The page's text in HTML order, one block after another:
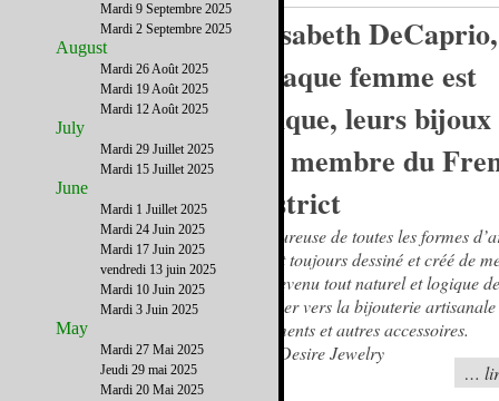
Elisabeth
Chaque femme est
unique, leurs
» – membre du
District
Amoureuse de toutes les formes
ayant toujours dessiné et créé de
est devenu tout naturel et logique
tourner vers la bijouterie
vêtements et autres accessoires.
Elle Desire Jewelry
…
Mardi 9 Septembre 2025
Mardi 2 Septembre 2025
August
Mardi 26 Août 2025
Mardi 19 Août 2025
Mardi 12 Août 2025
July
Mardi 29 Juillet 2025
Mardi 15 Juillet 2025
June
Mardi 1 Juillet 2025
Mardi 24 Juin 2025
Mardi 17 Juin 2025
vendredi 13 juin 2025
Mardi 10 Juin 2025
Mardi 3 Juin 2025
May
Mardi 27 Mai 2025
Jeudi 29 mai 2025
Mardi 20 Mai 2025